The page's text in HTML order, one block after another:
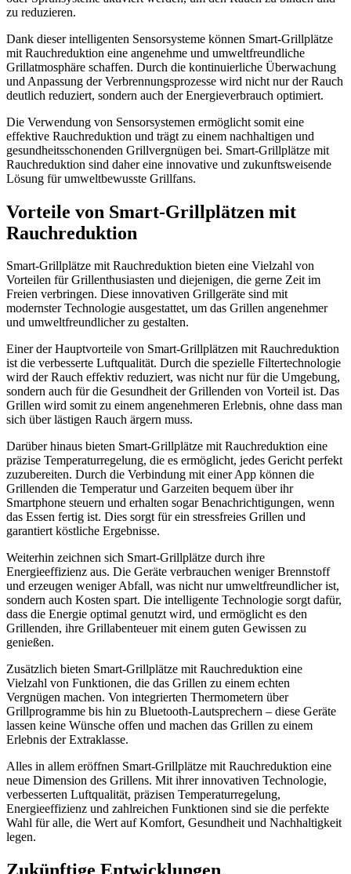
zu reduzieren.
Dank dieser intelligenten Sensorsysteme können Smart-Grillplätze
mit Rauchreduktion eine angenehme und umweltfreundliche
Grillatmosphäre schaffen. Durch die kontinuierliche Überwachung
und Anpassung der Verbrennungsprozesse wird nicht nur der Rauch
deutlich reduziert, sondern auch der Energieverbrauch optimiert.
Die Verwendung von Sensorsystemen ermöglicht somit eine
effektive Rauchreduktion und trägt zu einem nachhaltigen und
gesundheitsschonenden Grillvergnügen bei. Smart-Grillplätze mit
Rauchreduktion sind daher eine innovative und zukunftsweisende
Lösung für umweltbewusste Grillfans.
Vorteile von Smart-Grillplätzen mit
Rauchreduktion
Smart-Grillplätze mit Rauchreduktion bieten eine Vielzahl von
Vorteilen für Grillenthusiasten und diejenigen, die gerne Zeit im
Freien verbringen. Diese innovativen Grillgeräte sind mit
modernster Technologie ausgestattet, um das Grillen angenehmer
und umweltfreundlicher zu gestalten.
Einer der Hauptvorteile von Smart-Grillplätzen mit Rauchreduktion
ist die verbesserte Luftqualität. Durch die spezielle Filtertechnologie
wird der Rauch effektiv reduziert, was nicht nur für die Umgebung,
sondern auch für die Gesundheit der Grillenden von Vorteil ist. Das
Grillen wird somit zu einem angenehmeren Erlebnis, ohne dass man
sich über lästigen Rauch ärgern muss.
Darüber hinaus bieten Smart-Grillplätze mit Rauchreduktion eine
präzise Temperaturregelung, die es ermöglicht, jedes Gericht perfekt
zuzubereiten. Durch die Verbindung mit einer App können die
Grillenden die Temperatur und Garzeiten bequem über ihr
Smartphone steuern und erhalten sogar Benachrichtigungen, wenn
das Essen fertig ist. Dies sorgt für ein stressfreies Grillen und
garantiert köstliche Ergebnisse.
Weiterhin zeichnen sich Smart-Grillplätze durch ihre
Energieeffizienz aus. Die Geräte verbrauchen weniger Brennstoff
und erzeugen weniger Abfall, was nicht nur umweltfreundlicher ist,
sondern auch Kosten spart. Die intelligente Technologie sorgt dafür,
dass die Energie optimal genutzt wird, und ermöglicht es den
Grillenden, ihre Grillabenteuer mit einem guten Gewissen zu
genießen.
Zusätzlich bieten Smart-Grillplätze mit Rauchreduktion eine
Vielzahl von Funktionen, die das Grillen zu einem echten
Vergnügen machen. Von integrierten Thermometern über
Grillprogramme bis hin zu Bluetooth-Lautsprechern – diese Geräte
lassen keine Wünsche offen und machen das Grillen zu einem
Erlebnis der Extraklasse.
Alles in allem eröffnen Smart-Grillplätze mit Rauchreduktion eine
neue Dimension des Grillens. Mit ihrer innovativen Technologie,
verbesserten Luftqualität, präzisen Temperaturregelung,
Energieeffizienz und zahlreichen Funktionen sind sie die perfekte
Wahl für alle, die Wert auf Komfort, Gesundheit und Nachhaltigkeit
legen.